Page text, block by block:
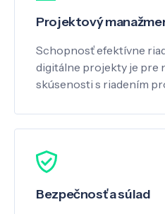
Projektový
Schopnosť efektívne
digitálne projekty je pre
skúsenosti s riadením
Bezpečnosť a súlad